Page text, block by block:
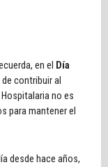
en el Día
contribuir al
no es
para mantener el
desde hace años,